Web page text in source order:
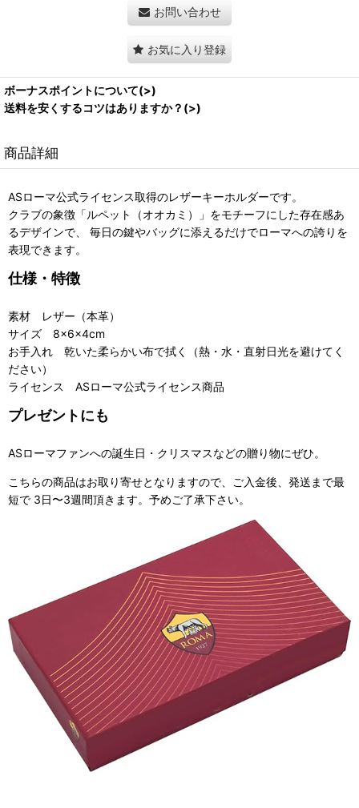
お問い合わせ
お気に入り登録
ボーナスポイントについて(>)
送料を安くするコツはありますか？(>)
商品詳細
ASローマ公式ライセンス取得のレザーキーホルダーです。
クラブの象徴「ルペット（オオカミ）」をモチーフにした存在感あ
るデザインで、 毎日の鍵やバッグに添えるだけでローマへの誇りを
表現できます。
仕様・特徴
素材 レザー（本革）
サイズ 8×6×4cm
お手入れ 乾いた柔らかい布で拭く（熱・水・直射日光を避けてく
ださい）
ライセンス ASローマ公式ライセンス商品
プレゼントにも
ASローマファンへの誕生日・クリスマスなどの贈り物にぜひ。
こちらの商品はお取り寄せとなりますので、ご入金後、発送まで最
短で 3日〜3週間頂きます。予めご了承下さい。